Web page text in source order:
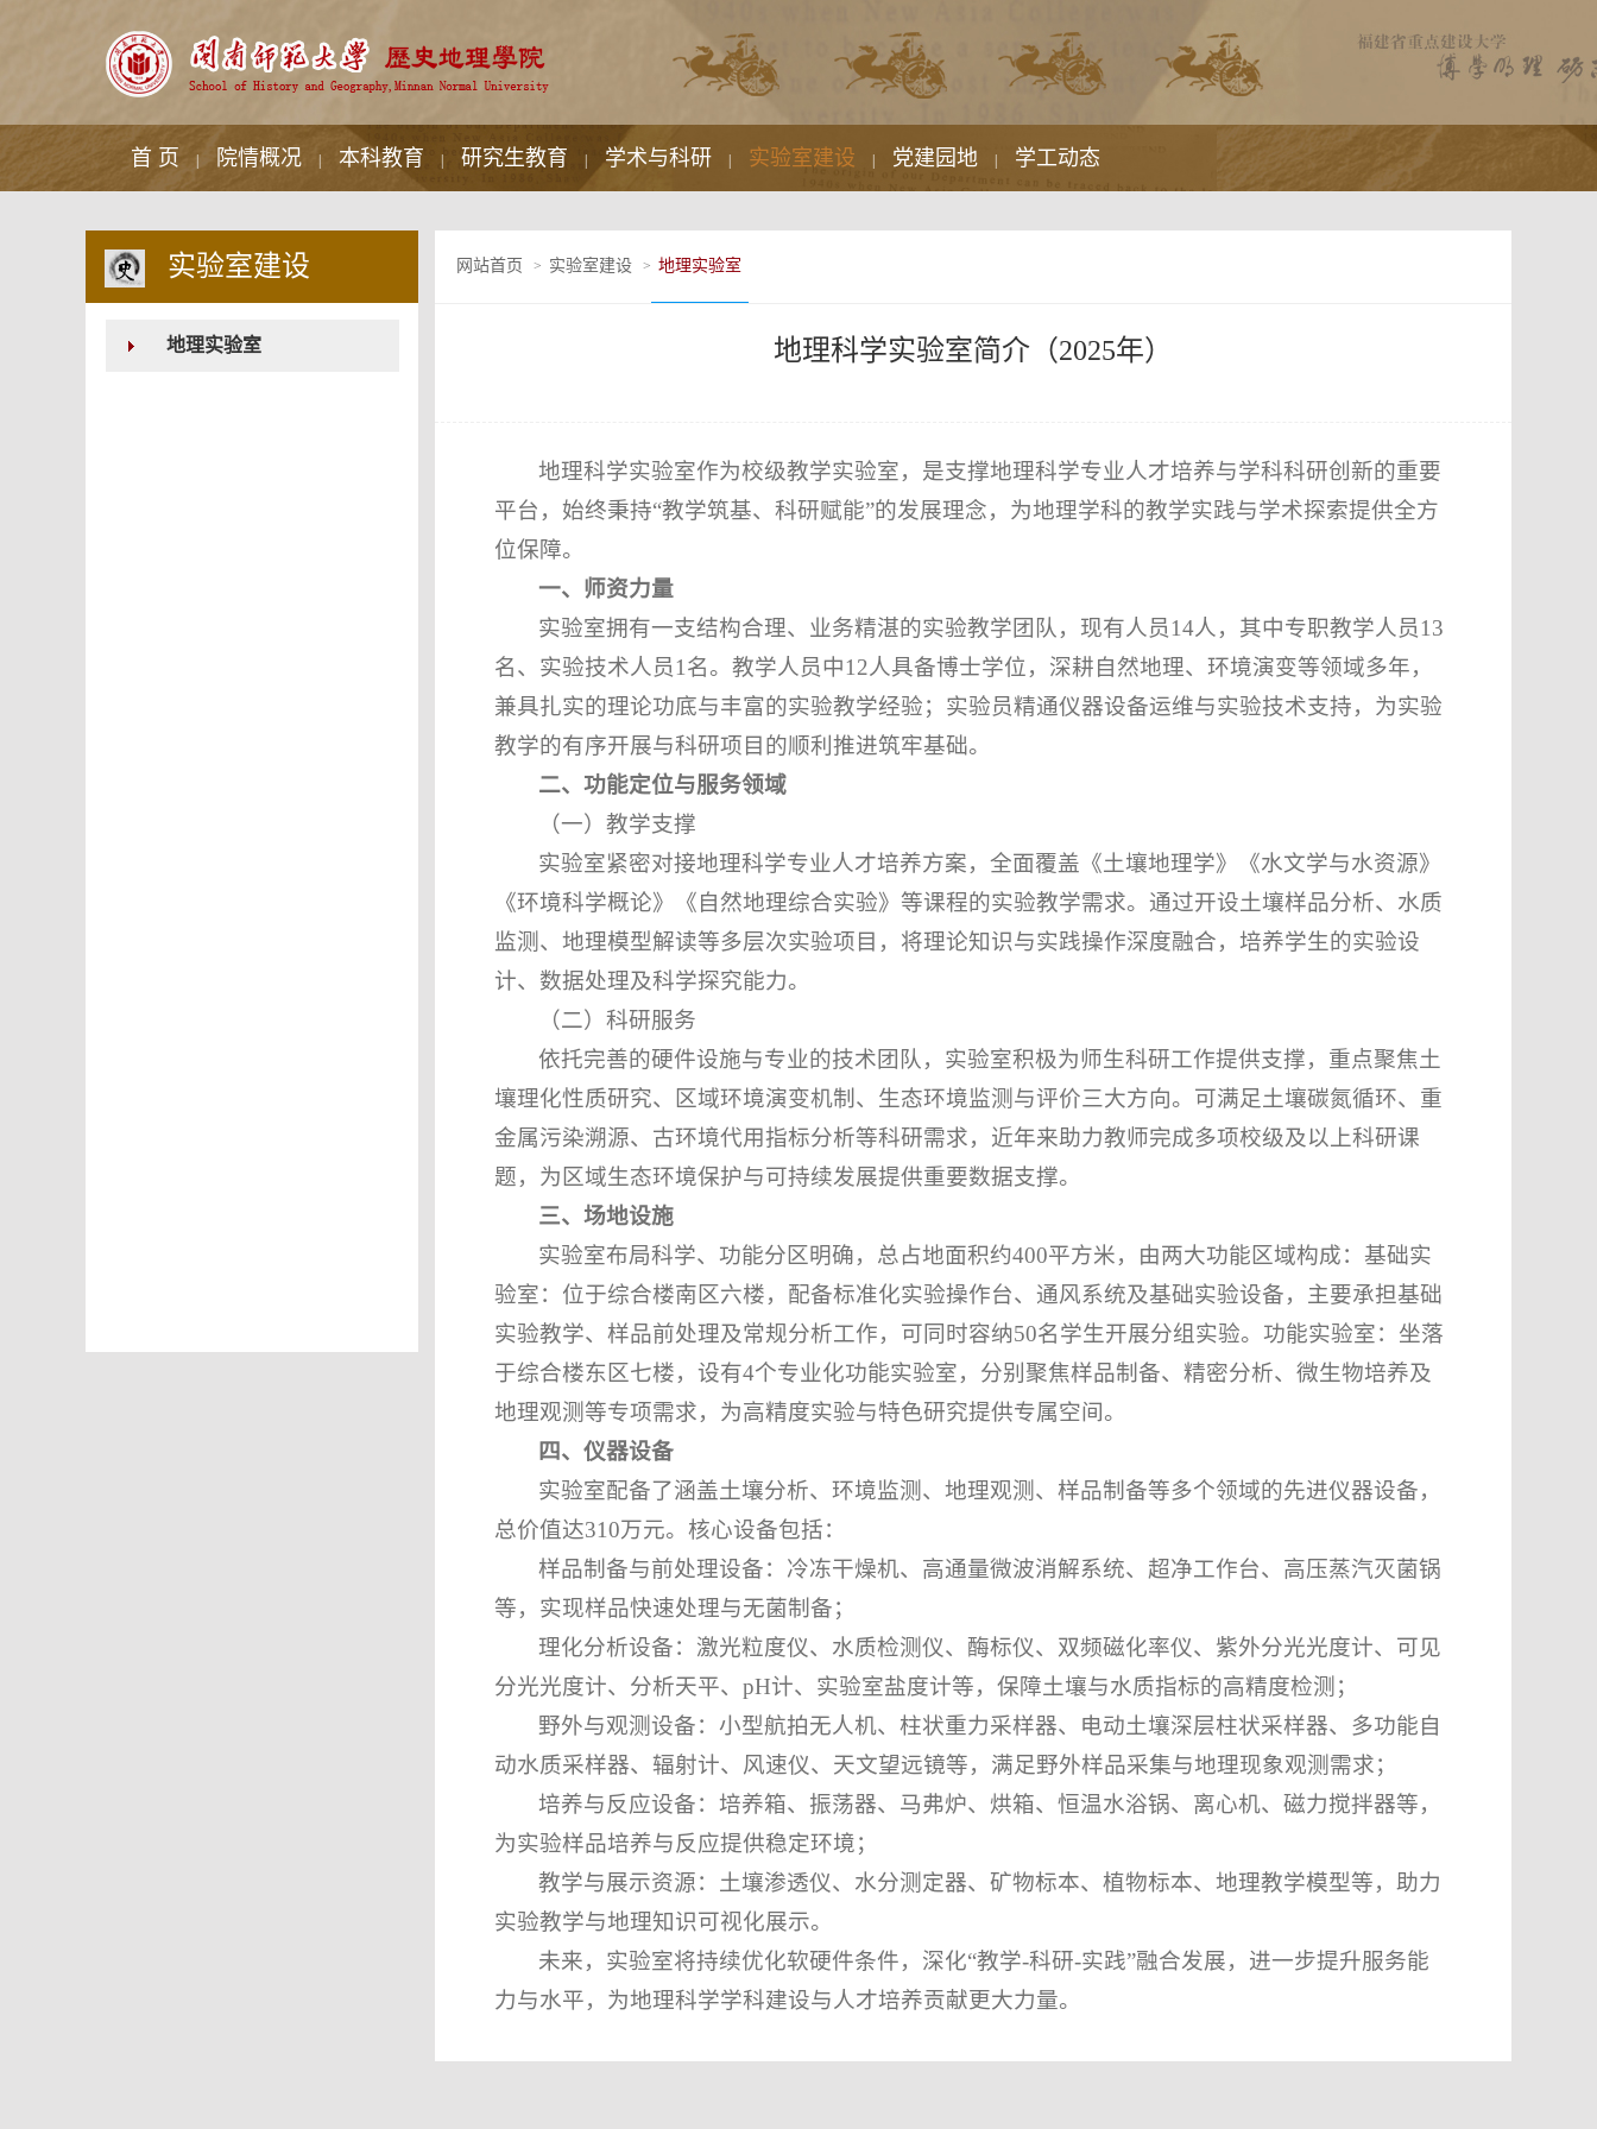
首 页 院情概况 本科教育 研究生教育 学术与科研 实验室建设 党建园地 学工动态
实验室建设
地理实验室
网站首页 > 实验室建设 > 地理实验室
地理科学实验室简介（2025年）
地理科学实验室作为校级教学实验室，是支撑地理科学专业人才培养与学科科研创新的重要
平台，始终秉持“教学筑基、科研赋能”的发展理念，为地理学科的教学实践与学术探索提供全方
位保障。
一、 师资力量
实验室拥有一支结构合理、业务精湛的实验教学团队，现有人员14人，其中专职教学人员13
名、实验技术人员1名。教学人员中12人具备博士学位，深耕自然地理、环境演变等领域多年，
兼具扎实的理论功底与丰富的实验教学经验；实验员精通仪器设备运维与实验技术支持，为实验
教学的有序开展与科研项目的顺利推进筑牢基础。
二、功能定位与服务领域
（一）教学支撑
实验室紧密对接地理科学专业人才培养方案，全面覆盖《土壤地理学》《水文学与水资源》
《环境科学概论》《自然地理综合实验》等课程的实验教学需求。通过开设土壤样品分析、水质
监测、地理模型解读等多层次实验项目，将理论知识与实践操作深度融合，培养学生的实验设
计、数据处理及科学探究能力。
（二）科研服务
依托完善的硬件设施与专业的技术团队，实验室积极为师生科研工作提供支撑，重点聚焦土
壤理化性质研究、区域环境演变机制、生态环境监测与评价三大方向。可满足土壤碳氮循环、重
金属污染溯源、古环境代用指标分析等科研需求，近年来助力教师完成多项校级及以上科研课
题，为区域生态环境保护与可持续发展提供重要数据支撑。
三、场地设施
实验室布局科学、功能分区明确，总占地面积约400平方米，由两大功能区域构成：基础实
验室：位于综合楼南区六楼，配备标准化实验操作台、通风系统及基础实验设备，主要承担基础
实验教学、样品前处理及常规分析工作，可同时容纳50名学生开展分组实验。功能实验室：坐落
于综合楼东区七楼，设有4个专业化功能实验室，分别聚焦样品制备、精密分析、微生物培养及
地理观测等专项需求，为高精度实验与特色研究提供专属空间。
四、仪器设备
实验室配备了涵盖土壤分析、环境监测、地理观测、样品制备等多个领域的先进仪器设备，
总价值达310万元。核心设备包括：
样品制备与前处理设备：冷冻干燥机、高通量微波消解系统、超净工作台、高压蒸汽灭菌锅
等，实现样品快速处理与无菌制备；
理化分析设备：激光粒度仪、水质检测仪、酶标仪、双频磁化率仪、紫外分光光度计、可见
分光光度计、分析天平、pH计、实验室盐度计等，保障土壤与水质指标的高精度检测；
野外与观测设备：小型航拍无人机、柱状重力采样器、电动土壤深层柱状采样器、多功能自
动水质采样器、辐射计、风速仪、天文望远镜等，满足野外样品采集与地理现象观测需求；
培养与反应设备：培养箱、振荡器、马弗炉、烘箱、恒温水浴锅、离心机、磁力搅拌器等，
为实验样品培养与反应提供稳定环境；
教学与展示资源：土壤渗透仪、水分测定器、矿物标本、植物标本、地理教学模型等，助力
实验教学与地理知识可视化展示。
未来，实验室将持续优化软硬件条件，深化“教学-科研-实践”融合发展，进一步提升服务能
力与水平，为地理科学学科建设与人才培养贡献更大力量。